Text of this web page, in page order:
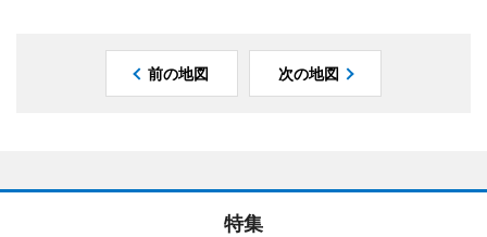
前の地図 次の地図
特集